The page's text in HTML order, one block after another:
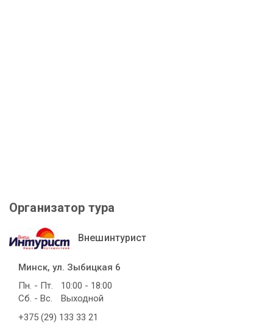
Организатор тура
Внешинтурист
Минск, ул. Зыбицкая 6
Пн. - Пт.
10:00 - 18:00
Сб. - Вс.
Выходной
+375 (29) 133 33 21